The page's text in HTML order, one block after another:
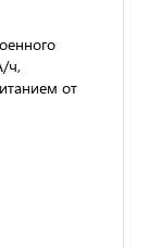
ч,
от